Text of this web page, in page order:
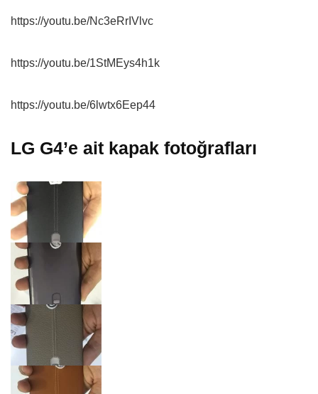
https://youtu.be/Nc3eRrIVlvc
https://youtu.be/1StMEys4h1k
https://youtu.be/6lwtx6Eep44
LG G4’e ait kapak fotoğrafları